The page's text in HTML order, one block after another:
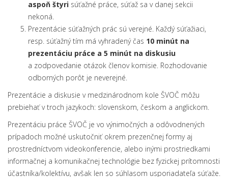
aspoň štyri súťažné práce, súťaž sa v danej sekcii
nekoná.
Prezentácie súťažných prác sú verejné. Každý súťažiaci,
resp. súťažný tím má vyhradený čas 10 minút na
prezentáciu práce a 5 minút na diskusiu
a zodpovedanie otázok členov komisie. Rozhodovanie
odborných porôt je neverejné.
Prezentácie a diskusie v medzinárodnom kole ŠVOČ môžu
prebiehať v troch jazykoch: slovenskom, českom a anglickom.
Prezentáciu práce ŠVOČ je vo výnimočných a odôvodnených
prípadoch možné uskutočniť okrem prezenčnej formy aj
prostredníctvom videokonferencie, alebo inými prostriedkami
informačnej a komunikačnej technológie bez fyzickej prítomnosti
účastníka/kolektívu, avšak len so súhlasom usporiadateľa súťaže.